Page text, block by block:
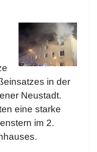
in der
Neustadt.
eine starke
im 2.